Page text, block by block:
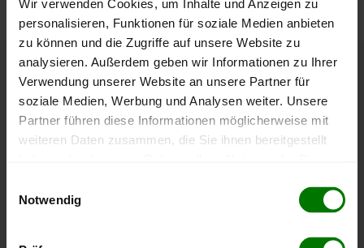
Wir verwenden Cookies, um Inhalte und Anzeigen zu
personalisieren, Funktionen für soziale Medien anbieten
zu können und die Zugriffe auf unsere Website zu
analysieren. Außerdem geben wir Informationen zu Ihrer
Verwendung unserer Website an unsere Partner für
soziale Medien, Werbung und Analysen weiter. Unsere
Partner führen diese Informationen möglicherweise mit
weiteren Daten zusammen, die Sie ihnen bereitgestellt
Notwendig
Höchst- und Tiefststände der
Pelletspreise in Pichl bei Wels
Datum zeigt, wann der Höchst- oder Tiefststand im